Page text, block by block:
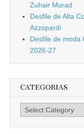
Zuhair Murad
Desfile de Alta
Azzopardi
Desfile de moda
2026-27
CATEGORIAS
Categorias